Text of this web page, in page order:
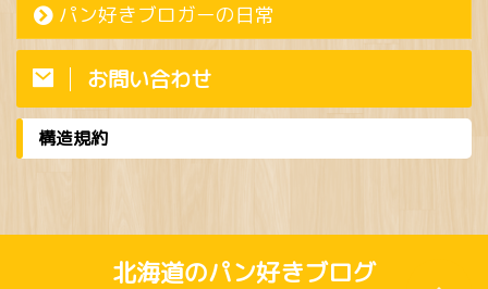
パン好きブロガーの日常
お問い合わせ
構造規約
北海道のパン好きブログ